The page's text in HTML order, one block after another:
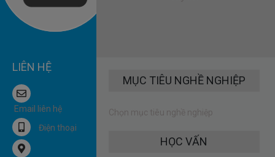
LIÊN HỆ
MỤC TIÊU NGHỀ NGHIỆP
HỌC VẤN